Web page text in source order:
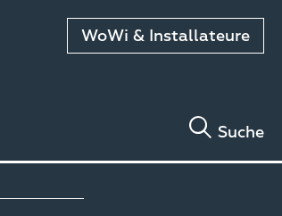
WoWi & Installateure
Suche